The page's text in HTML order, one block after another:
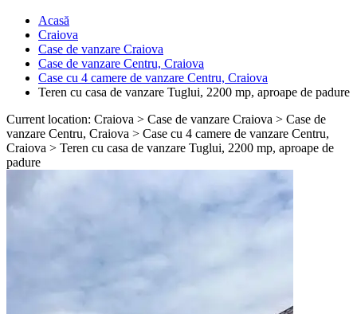
Acasă
Craiova
Case de vanzare Craiova
Case de vanzare Centru, Craiova
Case cu 4 camere de vanzare Centru, Craiova
Teren cu casa de vanzare Tuglui, 2200 mp, aproape de padure
Current location: Craiova > Case de vanzare Craiova > Case de
vanzare Centru, Craiova > Case cu 4 camere de vanzare Centru,
Craiova > Teren cu casa de vanzare Tuglui, 2200 mp, aproape de
padure